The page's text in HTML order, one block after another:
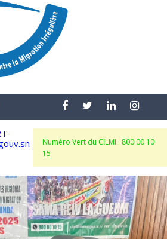
Numéro Vert du CILMI : 800 00 10
15